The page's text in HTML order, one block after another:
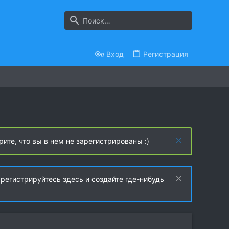
Вход Регистрация
что вы в нем не зарегистрированы :)
здесь и создайте где-нибудь